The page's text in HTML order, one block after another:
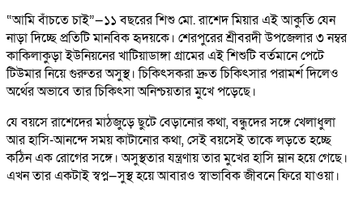
“আমি বাঁচতে চাই”—১১ বছরের শিশু মো. রাশেদ মিয়ার এই আকুতি যেন
নাড়া দিচ্ছে প্রতিটি মানবিক হৃদয়কে। শেরপুরের শ্রীবরদী উপজেলার ৩ নম্বর
কাকিলাকুড়া ইউনিয়নের খাটিয়াডাঙ্গা গ্রামের এই শিশুটি বর্তমানে পেটে
টিউমার নিয়ে গুরুতর অসুস্থ। চিকিৎসকরা দ্রুত চিকিৎসার পরামর্শ দিলেও
অর্থের অভাবে তার চিকিৎসা অনিশ্চয়তার মুখে পড়েছে।
যে বয়সে রাশেদের মাঠজুড়ে ছুটে বেড়ানোর কথা, বন্ধুদের সঙ্গে খেলাধুলা
আর হাসি-আনন্দে সময় কাটানোর কথা, সেই বয়সেই তাকে লড়তে হচ্ছে
কঠিন এক রোগের সঙ্গে। অসুস্থতার যন্ত্রণায় তার মুখের হাসি ম্লান হয়ে গেছে।
এখন তার একটাই স্বপ্ন—সুস্থ হয়ে আবারও স্বাভাবিক জীবনে ফিরে যাওয়া।